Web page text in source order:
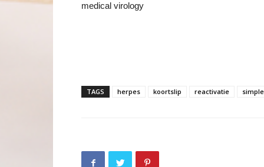
medical virology
TAGS herpes koortslip reactivatie